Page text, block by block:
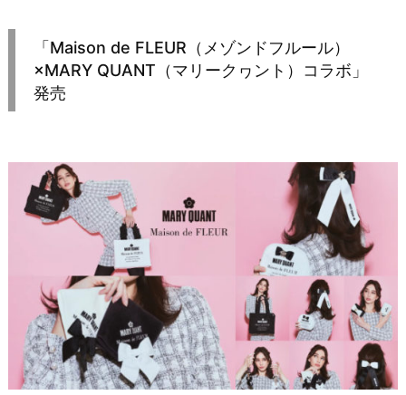
「Maison de FLEUR（メゾンドフルール）
×MARY QUANT（マリークヮント）コラボ」
発売